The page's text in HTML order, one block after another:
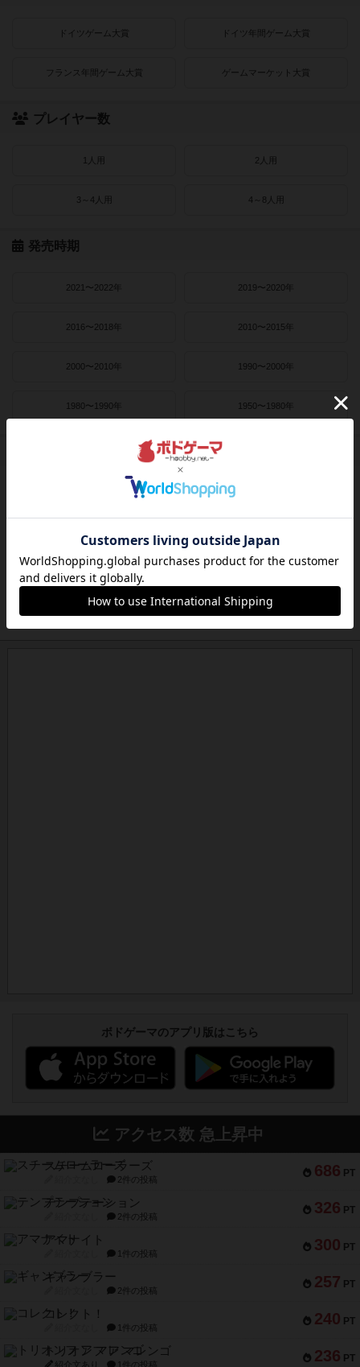
ドイツゲーム大賞 ドイツ年間ゲーム大賞
フランス年間ゲーム大賞 ゲームマーケット大賞
プレイヤー数
1人用 2人用
3～4人用 4～8人用
発売時期
2021〜2022年 2019〜2020年
2016〜2018年 2010〜2015年
2000〜2010年 1990〜2000年
1980〜1990年 1950〜1980年
ライナー・クニツィア クラウス・トイバー
フリードマン・フリーゼ
クリス・キリアムス
ボドゲーマのアプリ版はこちら
アクセス数 急上昇中
686 PT
スチームローラーズ
2件の投稿
326 PT
テンプテーション
2件の投稿
300 PT
アマナイト
1件の投稿
257 PT
ギャンブラー
2件の投稿
240 PT
コレクト！
1件の投稿
236 PT
トリオンフ ア マレンゴ
紹介文あり 1件の投稿